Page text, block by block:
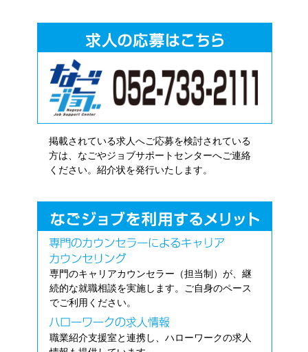
掲載されている求人へご応募を検討されている
方は、なごやジョブサポートセンターへご連絡
ください。紹介状を発行いたします。
専門のキャリアカウンセラー（担当制）が、継
続的な就職相談を実施します。ご自身のペース
でご利用ください。
職業紹介支援室と連携し、ハローワークの求人